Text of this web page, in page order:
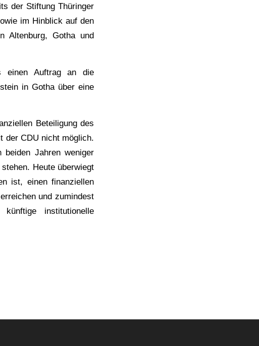
der Stiftung Thüringer
im Hinblick auf den
Altenburg, Gotha und
einen Auftrag an die
in Gotha über eine
Beteiligung des
der CDU nicht möglich.
Jahren weniger
Heute überwiegt
ist, einen finanziellen
und zumindest
institutionelle